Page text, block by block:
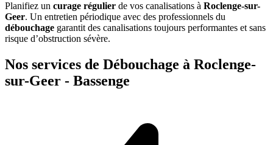
Planifiez un curage régulier de vos canalisations à Roclenge-sur-
Geer. Un entretien périodique avec des professionnels du
débouchage garantit des canalisations toujours performantes et sans
risque d’obstruction sévère.
Nos services de Débouchage à Roclenge-
sur-Geer - Bassenge